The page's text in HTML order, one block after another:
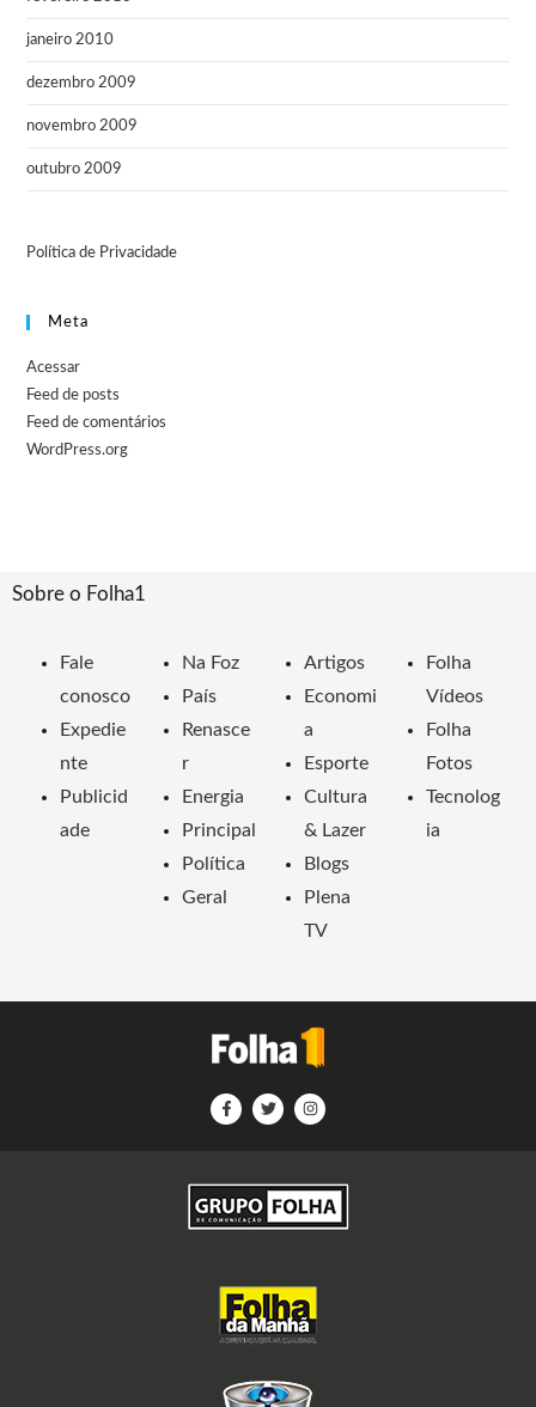
janeiro 2010
dezembro 2009
novembro 2009
outubro 2009
Política de Privacidade
Meta
Acessar
Feed de posts
Feed de comentários
WordPress.org
Sobre o Folha1
Fale
conosco
Expedie
nte
Publicid
ade
Na Foz
País
Renasce
r
Energia
Principal
Política
Geral
Artigos
Economi
a
Esporte
Cultura
& Lazer
Blogs
Plena
TV
Folha
Vídeos
Folha
Fotos
Tecnolog
ia